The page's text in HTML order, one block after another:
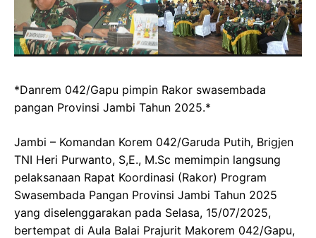
*Danrem 042/Gapu pimpin Rakor swasembada
pangan Provinsi Jambi Tahun 2025.*
Jambi – Komandan Korem 042/Garuda Putih, Brigjen
TNI Heri Purwanto, S,E., M.Sc memimpin langsung
pelaksanaan Rapat Koordinasi (Rakor) Program
Swasembada Pangan Provinsi Jambi Tahun 2025
yang diselenggarakan pada Selasa, 15/07/2025,
bertempat di Aula Balai Prajurit Makorem 042/Gapu,